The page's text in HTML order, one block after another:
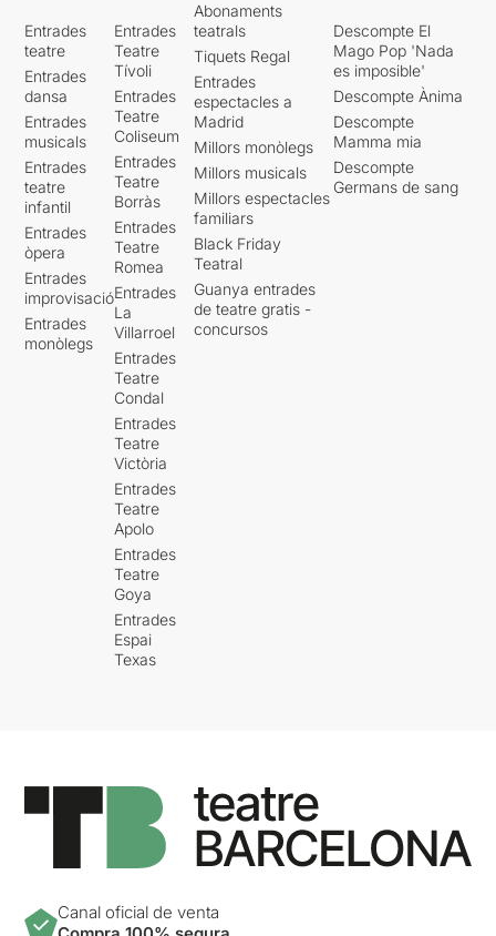
Entrades
teatre
Entrades
dansa
Entrades
musicals
Entrades
teatre
infantil
Entrades
òpera
Entrades
improvisació
Entrades
monòlegs
Entrades
Teatre
Tívoli
Entrades
Teatre
Coliseum
Entrades
Teatre
Borràs
Entrades
Teatre
Romea
Entrades
La
Villarroel
Entrades
Teatre
Condal
Entrades
Teatre
Victòria
Entrades
Teatre
Apolo
Entrades
Teatre
Goya
Entrades
Espai
Texas
Abonaments
teatrals
Tiquets Regal
Entrades
espectacles a
Madrid
Millors monòlegs
Millors musicals
Millors espectacles
familiars
Black Friday
Teatral
Guanya entrades
de teatre gratis -
concursos
Descompte El
Mago Pop 'Nada
es imposible'
Descompte Ànima
Descompte
Mamma mia
Descompte
Germans de sang
Canal oficial de venta